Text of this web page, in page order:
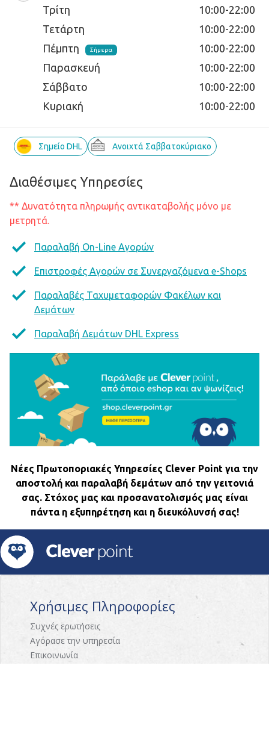
Τρίτη
10:00-22:00
Τετάρτη
10:00-22:00
Πέμπτη
Σήμερα
10:00-22:00
Παρασκευή
10:00-22:00
Σάββατο
10:00-22:00
Κυριακή
10:00-22:00
Σημείο DHL Ανοιχτά Σαββατοκύριακο
Διαθέσιμες Υπηρεσίες
** Δυνατότητα πληρωμής αντικαταβολής μόνο με
μετρητά.
Παραλαβή On-Line Αγορών
Επιστροφές Αγορών σε Συνεργαζόμενα e-Shops
Παραλαβές Ταχυμεταφορών Φακέλων και
Δεμάτων
Παραλαβή Δεμάτων DHL Express
Νέες Πρωτοποριακές Υπηρεσίες Clever Point για την
αποστολή και παραλαβή δεμάτων από την γειτονιά
σας. Στόχος μας και προσανατολισμός μας είναι
πάντα η εξυπηρέτηση και η διευκόλυνσή σας!
Χρήσιμες Πληροφορίες
Συχνές ερωτήσεις
Αγόρασε την υπηρεσία
Επικοινωνία